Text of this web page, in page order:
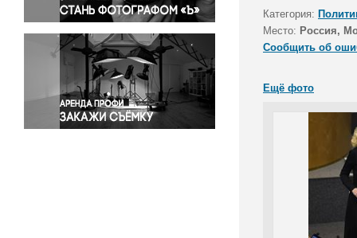
Религия
Светская жизнь
Спорт
Экология
Экономика и бизнес
Категория:
Место: Россия,
Сообщить об
Ещё фото